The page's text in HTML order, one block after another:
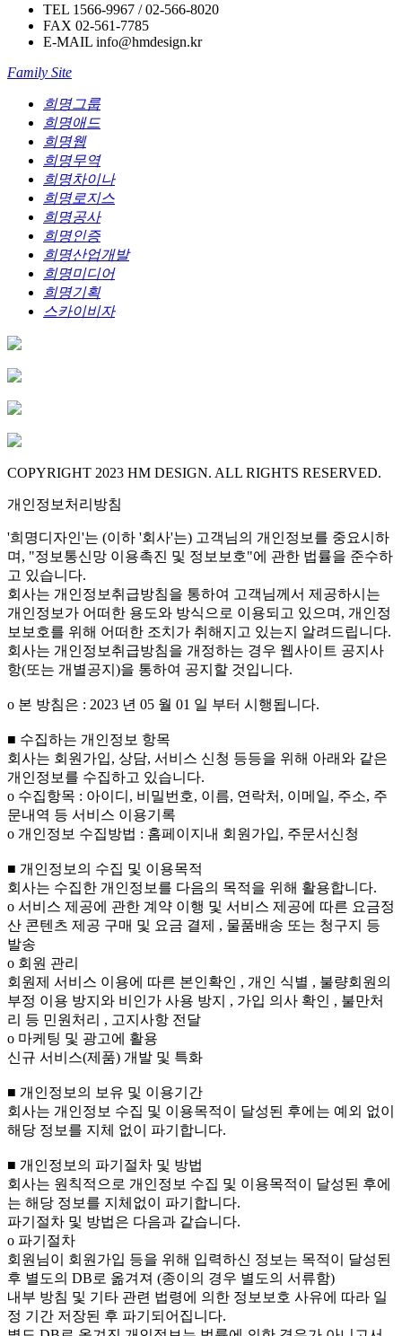
TEL 1566-9967 / 02-566-8020
FAX 02-561-7785
E-MAIL info@hmdesign.kr
Family Site
희명그룹
희명애드
희명웹
희명무역
희명차이나
희명로지스
희명공사
희명인증
희명산업개발
희명미디어
희명기획
스카이비자
COPYRIGHT 2023 HM DESIGN. ALL RIGHTS RESERVED.
개인정보처리방침
'희명디자인'는 (이하 '회사'는) 고객님의 개인정보를 중요시하
며, "정보통신망 이용촉진 및 정보보호"에 관한 법률을 준수하
고 있습니다.
회사는 개인정보취급방침을 통하여 고객님께서 제공하시는
개인정보가 어떠한 용도와 방식으로 이용되고 있으며, 개인정
보보호를 위해 어떠한 조치가 취해지고 있는지 알려드립니다.
회사는 개인정보취급방침을 개정하는 경우 웹사이트 공지사
항(또는 개별공지)을 통하여 공지할 것입니다.
ο 본 방침은 : 2023 년 05 월 01 일 부터 시행됩니다.
■ 수집하는 개인정보 항목
회사는 회원가입, 상담, 서비스 신청 등등을 위해 아래와 같은
개인정보를 수집하고 있습니다.
ο 수집항목 : 아이디, 비밀번호, 이름, 연락처, 이메일, 주소, 주
문내역 등 서비스 이용기록
ο 개인정보 수집방법 : 홈페이지내 회원가입, 주문서신청
■ 개인정보의 수집 및 이용목적
회사는 수집한 개인정보를 다음의 목적을 위해 활용합니다.
ο 서비스 제공에 관한 계약 이행 및 서비스 제공에 따른 요금정
산 콘텐츠 제공 구매 및 요금 결제 , 물품배송 또는 청구지 등
발송
ο 회원 관리
회원제 서비스 이용에 따른 본인확인 , 개인 식별 , 불량회원의
부정 이용 방지와 비인가 사용 방지 , 가입 의사 확인 , 불만처
리 등 민원처리 , 고지사항 전달
ο 마케팅 및 광고에 활용
신규 서비스(제품) 개발 및 특화
■ 개인정보의 보유 및 이용기간
회사는 개인정보 수집 및 이용목적이 달성된 후에는 예외 없이
해당 정보를 지체 없이 파기합니다.
■ 개인정보의 파기절차 및 방법
회사는 원칙적으로 개인정보 수집 및 이용목적이 달성된 후에
는 해당 정보를 지체없이 파기합니다.
파기절차 및 방법은 다음과 같습니다.
ο 파기절차
회원님이 회원가입 등을 위해 입력하신 정보는 목적이 달성된
후 별도의 DB로 옮겨져 (종이의 경우 별도의 서류함)
내부 방침 및 기타 관련 법령에 의한 정보보호 사유에 따라 일
정 기간 저장된 후 파기되어집니다.